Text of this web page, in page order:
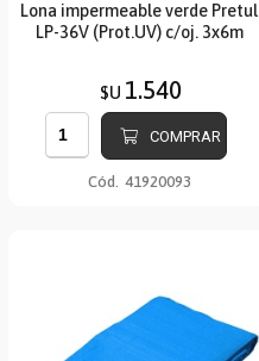
Lona impermeable verde Pretul
LP-36V (Prot.UV) c/oj. 3x6m
$U 1.540
COMPRAR
Cód. 41920093